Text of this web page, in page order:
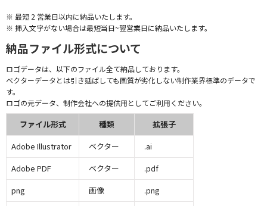
※ 最短 2 営業日以内に納品いたします。
※ 挿入文字がない場合は最短当日~翌営業日に納品いたします。
納品ファイル形式について
ロゴデータは、以下のファイル全て納品しております。
ベクターデータとは引き延ばしても画質が劣化しない制作業界標準のデータで
す。
ロゴの元データ、制作会社への提供用としてご利用ください。
ファイル形式 種類
拡張子
Adobe Illustrator
ベクター
.ai
Adobe PDF
ベクター
.pdf
png
画像
.png